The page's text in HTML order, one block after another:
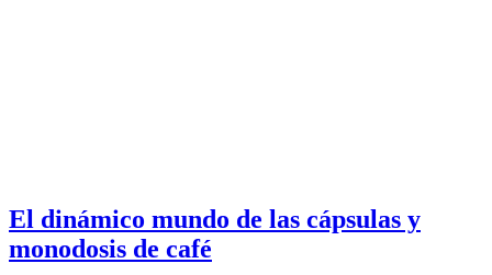
El dinámico mundo de las cápsulas y
monodosis de café